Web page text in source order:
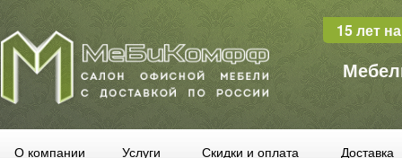
15 лет
О компании Услуги Скидки и оплата Доставка